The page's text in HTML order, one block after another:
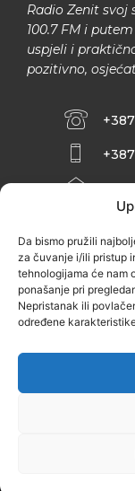
Da bismo pružili
za čuvanje i/ili pristup
tehnologijama će nam
ponašanje pri
Nepristanak ili
određene
Radio Zenit
100.7 FM i
uspjeli i
pozitivno,